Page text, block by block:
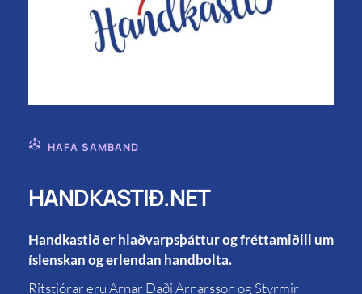
HAFA SAMBAND
HANDKASTIÐ.NET
Handkastið er hlaðvarpsþáttur og fréttamiðill um
íslenskan og erlendan handbolta.
Ritstjórar eru Arnar Daði Arnarsson og Styrmir